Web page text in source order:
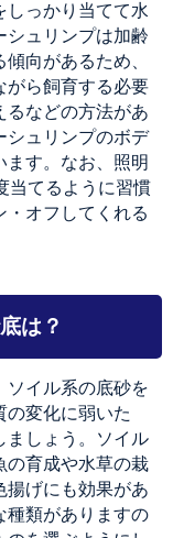
しっかり当てて水
シュリンプは加齢
向があるため、
がら飼育する必要
るなどの方法があ
シュリンプのボデ
ます。なお、照明
当てるように習慣
・オフしてくれる
は？
ソイル系の底砂を
の変化に弱いた
ましょう。ソイル
の育成や水草の栽
揚げにも効果があ
種類がありますの